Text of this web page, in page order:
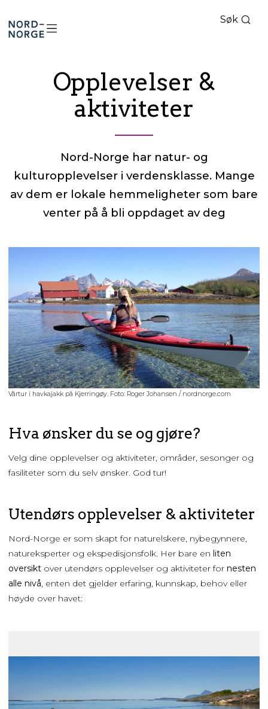
Nord-
Norge
Søk
Opplevelser &
aktiviteter
Nord-Norge har natur- og
kulturopplevelser i verdensklasse. Mange
av dem er lokale hemmeligheter som bare
venter på å bli oppdaget av deg
Vårtur i havkajakk på Kjerringøy. Foto: Roger Johansen / nordnorge.com
Hva ønsker du se og gjøre?
Velg dine opplevelser og aktiviteter, områder, sesonger og
fasiliteter som du selv ønsker. God tur!
Utendørs opplevelser & aktiviteter
Nord-Norge er som skapt for naturelskere, nybegynnere,
natureksperter og ekspedisjonsfolk. Her bare en liten
oversikt over utendørs opplevelser og aktiviteter for nesten
alle nivå, enten det gjelder erfaring, kunnskap, behov eller
høyde over havet: